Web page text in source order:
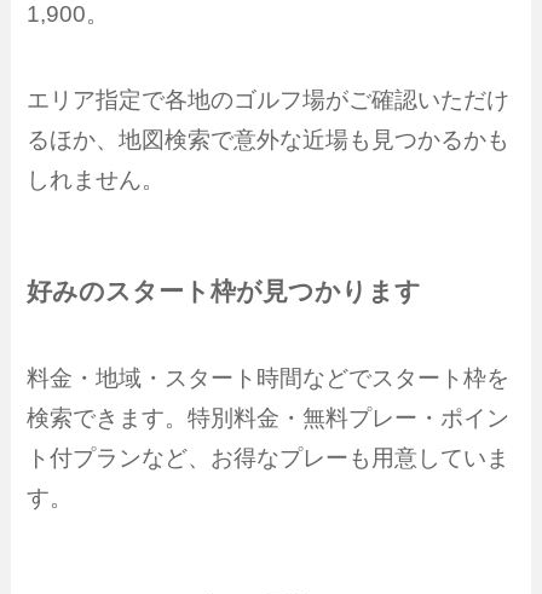
1,900。
エリア指定で各地のゴルフ場がご確認いただけ
るほか、地図検索で意外な近場も見つかるかも
しれません。
好みのスタート枠が見つかります
料金・地域・スタート時間などでスタート枠を
検索できます。特別料金・無料プレー・ポイン
ト付プランなど、お得なプレーも用意していま
す。